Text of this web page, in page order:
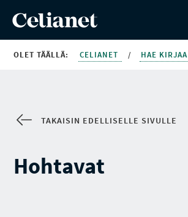
OLET TÄÄLLÄ: CELIANET / HAE KIRJAA
TAKAISIN EDELLISELLE SIVULLE
Hohtavat